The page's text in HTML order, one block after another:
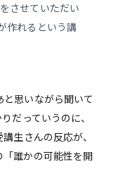
させていただい
作れるという講
思いながら聞いて
だっていうのに、
生さんの反応が、
誰かの可能性を開